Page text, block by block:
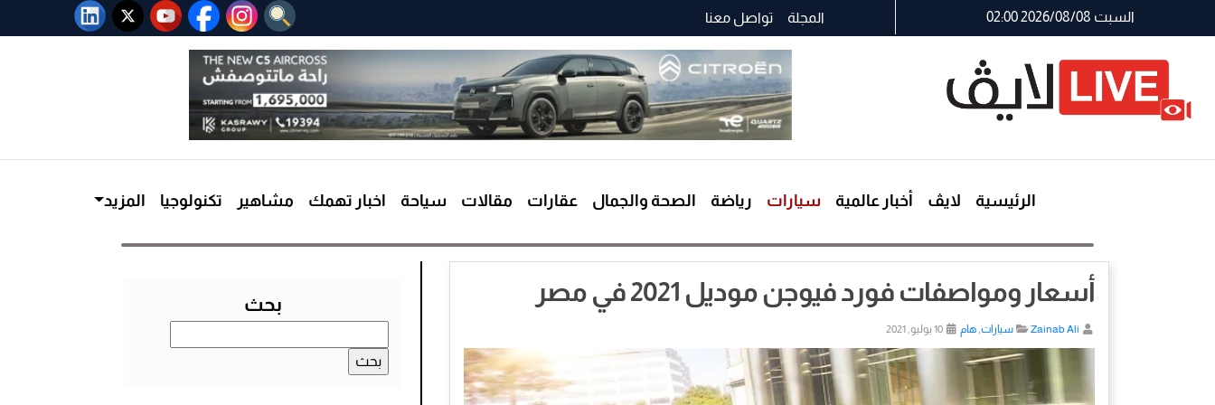
السبت 2026/08/08 02:00 المجلة تواصل معنا
الرئيسية لايڤ أخبار عالمية سيارات رياضة الصحة والجمال عقارات مقالات سياحة اخبار تهمك مشاهير تكنولوجيا المزيد
أسعار ومواصفات فورد فيوجن موديل 2021 في مصر
Zainab Ali سيارات,هام
بحث
عن: